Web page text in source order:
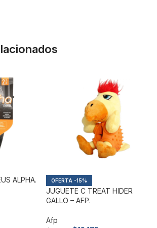
ALPHA. -15%
JUGUETE C TREAT HIDER
GALLO – AFP.
Afp